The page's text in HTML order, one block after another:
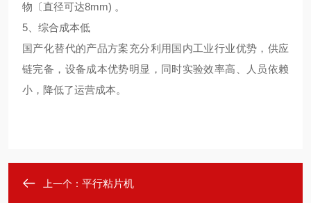
物〔直径可达8mm) 。
5、综合成本低
国产化替代的产品方案充分利用国内工业行业优势，供应
链完备，设备成本优势明显，同时实验效率高、人员依赖
小，降低了运营成本。
上一个： 平行粘片机